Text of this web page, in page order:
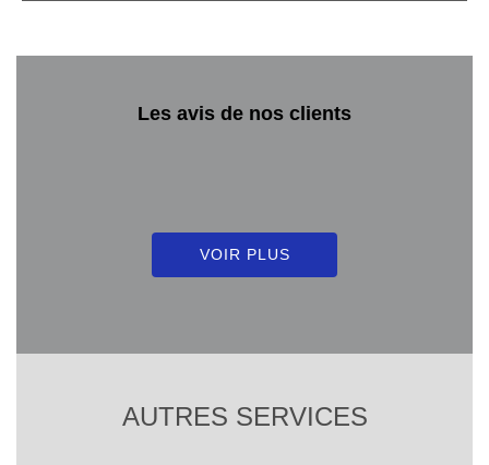
Les avis de nos clients
VOIR PLUS
AUTRES SERVICES